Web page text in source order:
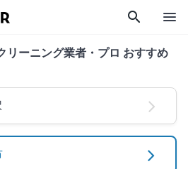
search menu
リーニング業者・プロ おすすめ